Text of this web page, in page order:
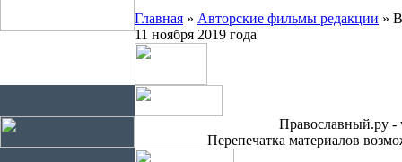
Главная » Авторские фильмы редакции »
11 ноября 2019 года
Православный.ру -
Перепечатка материалов